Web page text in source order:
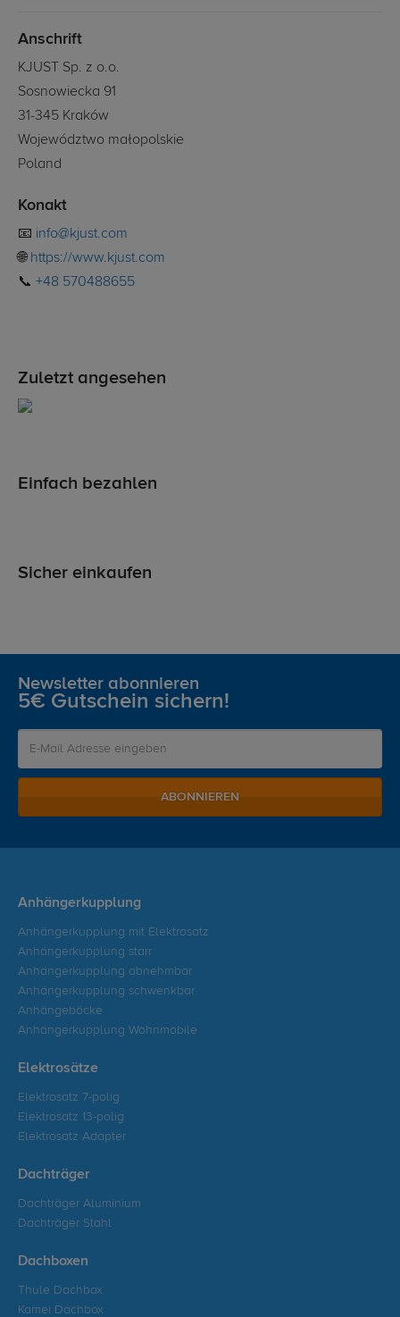
Anschrift
KJUST Sp. z o.o.
Sosnowiecka 91
31-345 Kraków
Województwo małopolskie
Poland
Konakt
📧 info@kjust.com
🌐 https://www.kjust.com
📞 +48 570488655
Zuletzt angesehen
Einfach bezahlen
Sicher einkaufen
Newsletter abonnieren
5€ Gutschein sichern!
ABONNIEREN
Anhängerkupplung
Anhängerkupplung mit Elektrosatz
Anhängerkupplung starr
Anhängerkupplung abnehmbar
Anhängerkupplung schwenkbar
Anhängeböcke
Anhängerkupplung Wohnmobile
Elektrosätze
Elektrosatz 7-polig
Elektrosatz 13-polig
Elektrosatz Adapter
Dachträger
Dachträger Aluminium
Dachträger Stahl
Dachboxen
Thule Dachbox
Kamei Dachbox